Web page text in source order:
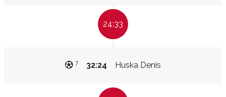
24:33
Huska Denis
32:24
7